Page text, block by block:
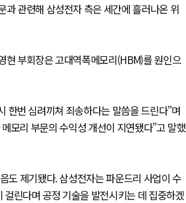
관련해 삼성전자 측은 세간에 흘러나온 위
현 부회장은 고대역폭메모리(HBM)를 원인으
한번 심려끼쳐 죄송하다는 말씀을 드린다”며
모리 부문의 수익성 개선이 지연됐다”고 말했
도 제기됐다. 삼성전자는 파운드리 사업이 수
린다며 공정 기술을 발전시키는 데 집중하겠